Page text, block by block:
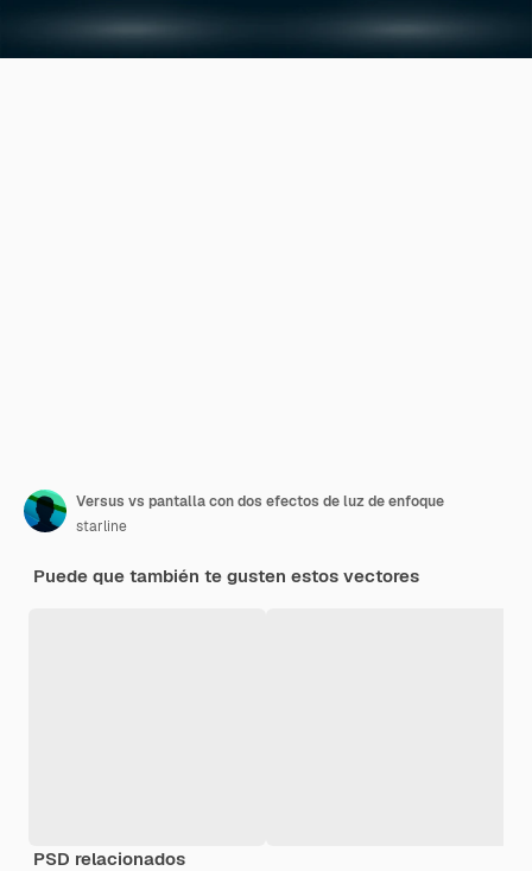
Versus vs pantalla con dos efectos de luz de enfoque
starline
Puede que también te gusten estos vectores
PSD relacionados